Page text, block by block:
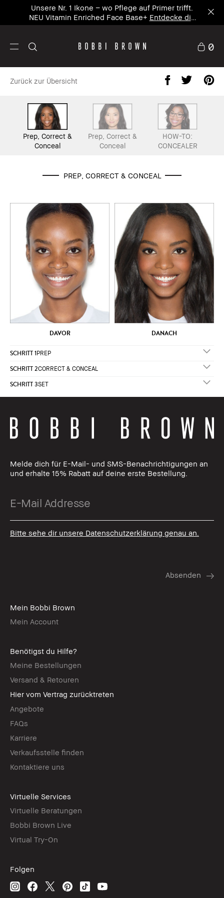
Unsere Nr. 1 Ikone – wo Pflege auf Primer trifft.
NEU Vitamin Enriched Face Base+ Entdecke die
neue Ikone
0
Zurück zur Übersicht
Prep, Correct &
Conceal
Prep, Correct &
Conceal
HOW-TO:
CONCEALER
PREP, CORRECT & CONCEAL
DAVOR DANACH
SCHRITT 1PREP
SCHRITT 2CORRECT & CONCEAL
SCHRITT 3SET
Melde dich für E-Mail- und SMS-Benachrichtigungen an
und erhalte 15% Rabatt auf deine erste Bestellung.
Bitte sehe dir unsere Datenschutzerklärung genau an.
Mein Bobbi Brown
Mein Account
Benötigst du Hilfe?
Meine Bestellungen
Versand & Retouren
Hier vom Vertrag zurücktreten
Angebote
FAQs
Karriere
Verkaufsstelle finden
Kontaktiere uns
Virtuelle Services
Virtuelle Beratungen
Bobbi Brown Live
Virtual Try-On
Folgen